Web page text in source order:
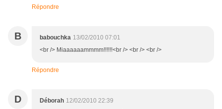
Répondre
B babouchka 13/02/2010 07:01
<br /> Miaaaaaammmm!!!!!!<br /> <br /> <br />
Répondre
D Déborah 12/02/2010 22:39